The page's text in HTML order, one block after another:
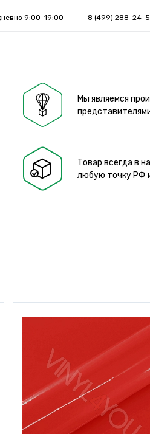
9:00-19:00 8 (499) 288-24-
Мы являемся
Товар всегда в
любую точку РФ